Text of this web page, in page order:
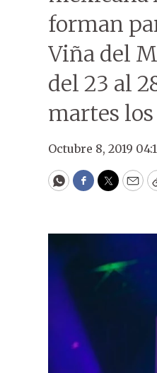
forman
Viña del
del 23 al
martes
Octubre 8, 2019
WhatsApp
Facebook
Twitter